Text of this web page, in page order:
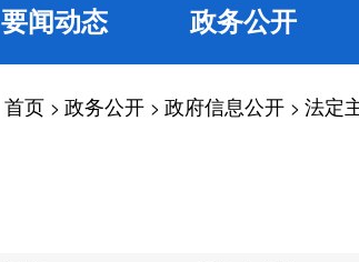
要闻动态 政务公开
首页 > 政务公开 > 政府信息公开 > 法定